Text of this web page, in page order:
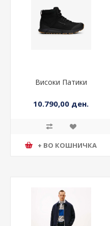
Високи Патики
10.790,00 ден.
+ ВО КОШНИЧКА